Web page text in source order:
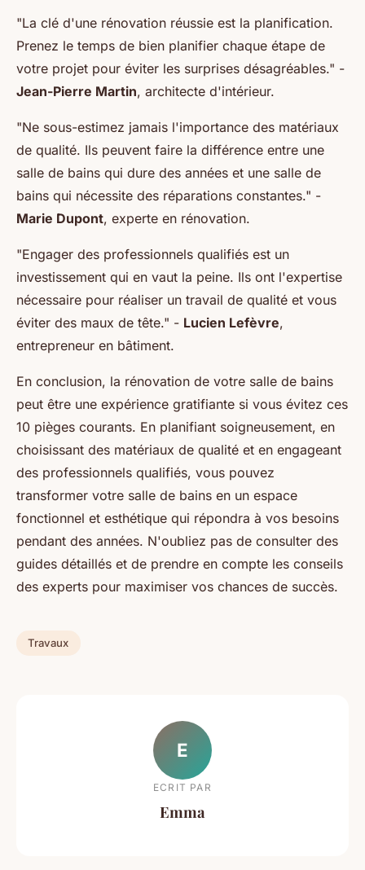
"La clé d'une rénovation réussie est la planification.
Prenez le temps de bien planifier chaque étape de
votre projet pour éviter les surprises désagréables." -
Jean-Pierre Martin, architecte d'intérieur.
"Ne sous-estimez jamais l'importance des matériaux
de qualité. Ils peuvent faire la différence entre une
salle de bains qui dure des années et une salle de
bains qui nécessite des réparations constantes." -
Marie Dupont, experte en rénovation.
"Engager des professionnels qualifiés est un
investissement qui en vaut la peine. Ils ont l'expertise
nécessaire pour réaliser un travail de qualité et vous
éviter des maux de tête." - Lucien Lefèvre,
entrepreneur en bâtiment.
En conclusion, la rénovation de votre salle de bains
peut être une expérience gratifiante si vous évitez ces
10 pièges courants. En planifiant soigneusement, en
choisissant des matériaux de qualité et en engageant
des professionnels qualifiés, vous pouvez
transformer votre salle de bains en un espace
fonctionnel et esthétique qui répondra à vos besoins
pendant des années. N'oubliez pas de consulter des
guides détaillés et de prendre en compte les conseils
des experts pour maximiser vos chances de succès.
Travaux
E
ECRIT PAR
Emma